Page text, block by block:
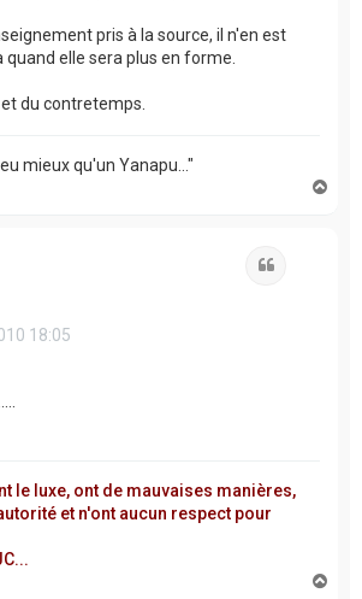
pris à la source, il n'en est
quand elle sera plus en forme.
du contretemps.
mieux qu'un Yanapu..."
18:05
le luxe, ont de mauvaises manières,
et n'ont aucun respect pour